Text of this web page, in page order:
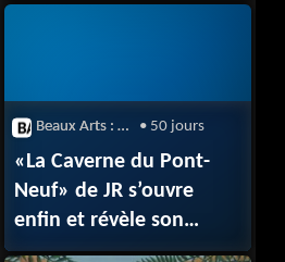
Beaux Arts : Street art • 50 jours
«La Caverne du Pont-
Neuf» de JR s’ouvre
enfin et révèle son
parcours intérieur